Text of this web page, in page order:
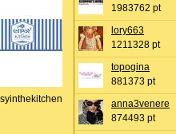
1983762 pt
lory663
1211328 pt
topogina
881373 pt
anna3venere
874493 pt